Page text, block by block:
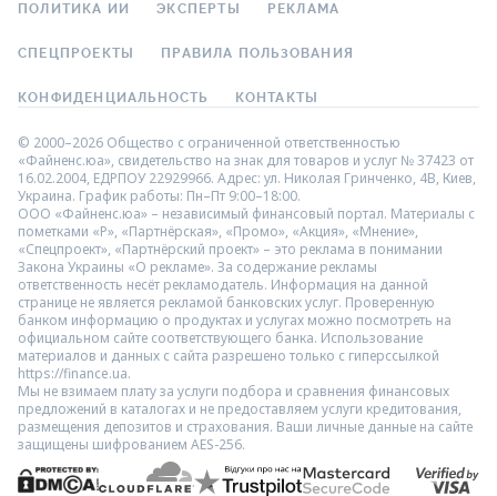
ПОЛИТИКА ИИ ЭКСПЕРТЫ РЕКЛАМА
СПЕЦПРОЕКТЫ ПРАВИЛА ПОЛЬЗОВАНИЯ
КОНФИДЕНЦИАЛЬНОСТЬ КОНТАКТЫ
© 2000–2026 Общество с ограниченной ответственностью
«Файненс.юа», свидетельство на знак для товаров и услуг № 37423 от
16.02.2004, ЕДРПОУ 22929966. Адрес: ул. Николая Гринченко, 4В, Киев,
Украина. График работы: Пн–Пт 9:00–18:00.
ООО «Файненс.юа» – независимый финансовый портал. Материалы с
пометками «Р», «Партнёрская», «Промо», «Акция», «Мнение»,
«Спецпроект», «Партнёрский проект» – это реклама в понимании
Закона Украины «О рекламе». За содержание рекламы
ответственность несёт рекламодатель. Информация на данной
странице не является рекламой банковских услуг. Проверенную
банком информацию о продуктах и услугах можно посмотреть на
официальном сайте соответствующего банка. Использование
материалов и данных с сайта разрешено только с гиперссылкой
https://finance.ua.
Мы не взимаем плату за услуги подбора и сравнения финансовых
предложений в каталогах и не предоставляем услуги кредитования,
размещения депозитов и страхования. Ваши личные данные на сайте
защищены шифрованием AES-256.